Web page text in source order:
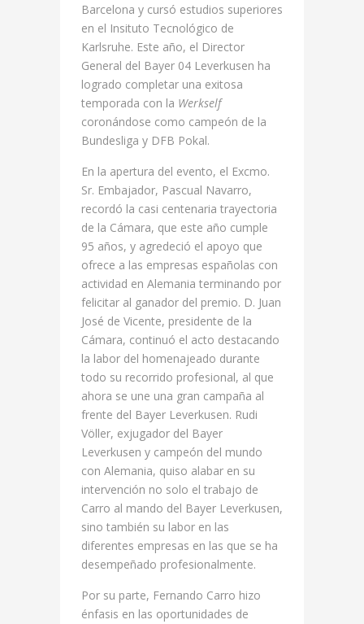
Barcelona y cursó estudios superiores
en el Insituto Tecnológico de
Karlsruhe. Este año, el Director
General del Bayer 04 Leverkusen ha
logrado completar una exitosa
temporada con la Werkself
coronándose como campeón de la
Bundesliga y DFB Pokal.
En la apertura del evento, el Excmo.
Sr. Embajador, Pascual Navarro,
recordó la casi centenaria trayectoria
de la Cámara, que este año cumple
95 años, y agredeció el apoyo que
ofrece a las empresas españolas con
actividad en Alemania terminando por
felicitar al ganador del premio. D. Juan
José de Vicente, presidente de la
Cámara, continuó el acto destacando
la labor del homenajeado durante
todo su recorrido profesional, al que
ahora se une una gran campaña al
frente del Bayer Leverkusen. Rudi
Völler, exjugador del Bayer
Leverkusen y campeón del mundo
con Alemania, quiso alabar en su
intervención no solo el trabajo de
Carro al mando del Bayer Leverkusen,
sino también su labor en las
diferentes empresas en las que se ha
desempeñado profesionalmente.
Por su parte, Fernando Carro hizo
énfasis en las oportunidades de